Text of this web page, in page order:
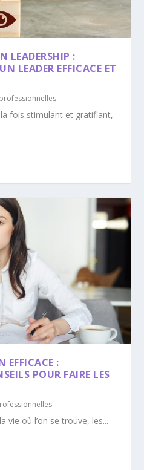
LEADERSHIP :
LEADER EFFICACE ET
fois stimulant et gratifiant,
EFFICACE :
POUR FAIRE LES
vie où l’on se trouve, les...